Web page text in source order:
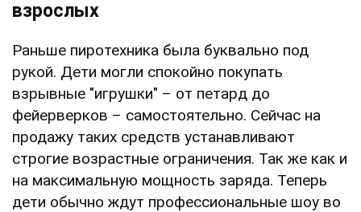
взрослых
Раньше пиротехника была буквально под
рукой. Дети могли спокойно покупать
взрывные "игрушки" – от петард до
фейерверков – самостоятельно. Сейчас на
продажу таких средств устанавливают
строгие возрастные ограничения. Так же как и
на максимальную мощность заряда. Теперь
дети обычно ждут профессиональные шоу во